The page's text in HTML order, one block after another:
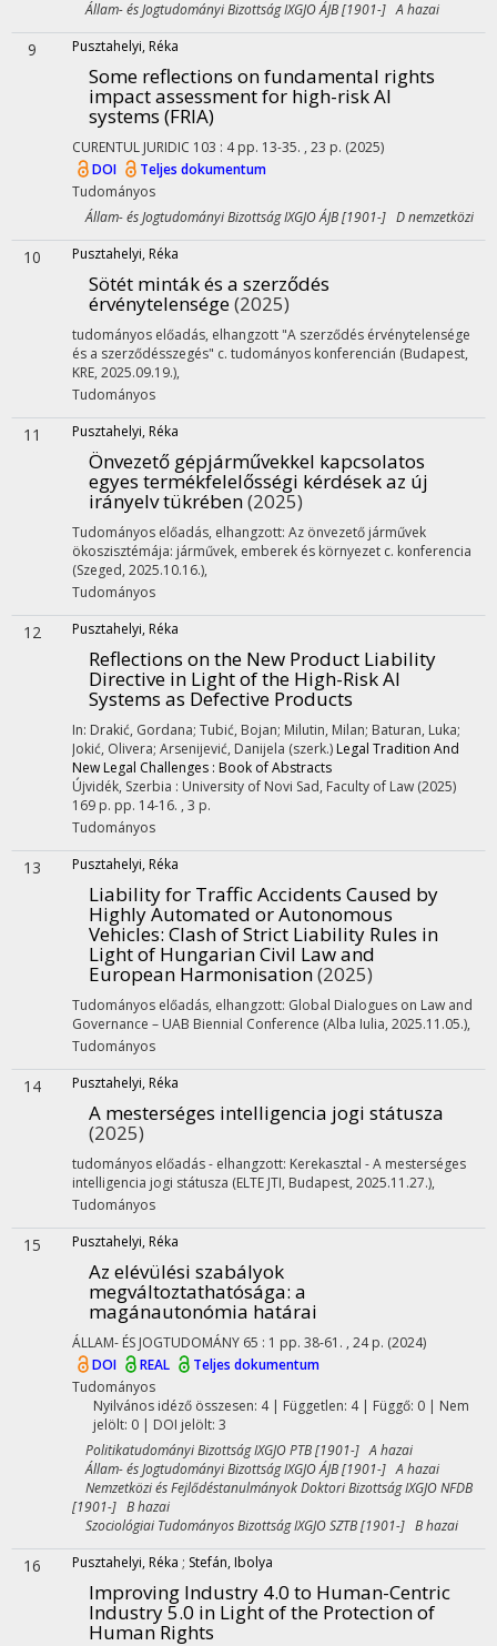
Állam- és Jogtudományi Bizottság IXGJO ÁJB [1901-] A hazai
9 Pusztahelyi, Réka
Some reflections on fundamental rights
impact assessment for high-risk AI
systems (FRIA)
CURENTUL JURIDIC 103 : 4 pp. 13-35. , 23 p. (2025)
DOI
Teljes dokumentum
Tudományos
Állam- és Jogtudományi Bizottság IXGJO ÁJB [1901-] D nemzetközi
10 Pusztahelyi, Réka
Sötét minták és a szerződés
érvénytelensége(2025)
tudományos előadás, elhangzott "A szerződés érvénytelensége
és a szerződésszegés" c. tudományos konferencián (Budapest,
KRE, 2025.09.19.),
Tudományos
11 Pusztahelyi, Réka
Önvezető gépjárművekkel kapcsolatos
egyes termékfelelősségi kérdések az új
irányelv tükrében(2025)
Tudományos előadás, elhangzott: Az önvezető járművek
ökoszisztémája: járművek, emberek és környezet c. konferencia
(Szeged, 2025.10.16.),
Tudományos
12 Pusztahelyi, Réka
Reflections on the New Product Liability
Directive in Light of the High-Risk AI
Systems as Defective Products
In: Drakić, Gordana; Tubić, Bojan; Milutin, Milan; Baturan, Luka;
Jokić, Olivera; Arsenijević, Danijela (szerk.) Legal Tradition And
New Legal Challenges : Book of Abstracts
Újvidék, Szerbia : University of Novi Sad, Faculty of Law (2025)
169 p. pp. 14-16. , 3 p.
Tudományos
13 Pusztahelyi, Réka
Liability for Traffic Accidents Caused by
Highly Automated or Autonomous
Vehicles: Clash of Strict Liability Rules in
Light of Hungarian Civil Law and
European Harmonisation(2025)
Tudományos előadás, elhangzott: Global Dialogues on Law and
Governance – UAB Biennial Conference (Alba Iulia, 2025.11.05.),
Tudományos
14 Pusztahelyi, Réka
A mesterséges intelligencia jogi státusza
(2025)
tudományos előadás - elhangzott: Kerekasztal - A mesterséges
intelligencia jogi státusza (ELTE JTI, Budapest, 2025.11.27.),
Tudományos
15 Pusztahelyi, Réka
Az elévülési szabályok
megváltoztathatósága: a
magánautonómia határai
ÁLLAM- ÉS JOGTUDOMÁNY 65 : 1 pp. 38-61. , 24 p. (2024)
DOI
REAL
Teljes dokumentum
Tudományos
Nyilvános idéző összesen: 4| Független: 4 | Függő: 0 | Nem
jelölt: 0 | DOI jelölt: 3
Politikatudományi Bizottság IXGJO PTB [1901-] A hazai
Állam- és Jogtudományi Bizottság IXGJO ÁJB [1901-] A hazai
Nemzetközi és Fejlődéstanulmányok Doktori Bizottság IXGJO NFDB
[1901-] B hazai
Szociológiai Tudományos Bizottság IXGJO SZTB [1901-] B hazai
16 Pusztahelyi, Réka ; Stefán, Ibolya
Improving Industry 4.0 to Human-Centric
Industry 5.0 in Light of the Protection of
Human Rights